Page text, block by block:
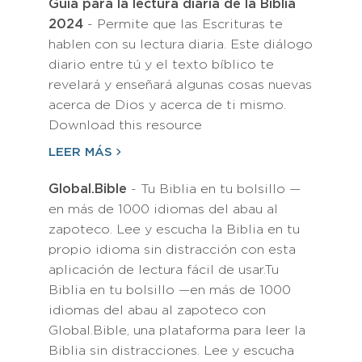
Guía para la lectura diaria de la Biblia
2024 - Permite que las Escrituras te
hablen con su lectura diaria. Este diálogo
diario entre tú y el texto bíblico te
revelará y enseñará algunas cosas nuevas
acerca de Dios y acerca de ti mismo.
Download this resource
LEER MÁS
Global.Bible - Tu Biblia en tu bolsillo —
en más de 1000 idiomas del abau al
zapoteco. Lee y escucha la Biblia en tu
propio idioma sin distracción con esta
aplicación de lectura fácil de usar.Tu
Biblia en tu bolsillo —en más de 1000
idiomas del abau al zapoteco con
Global.Bible, una plataforma para leer la
Biblia sin distracciones. Lee y escucha